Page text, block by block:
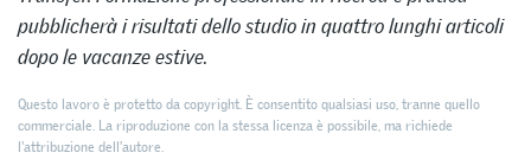
pubblicherà i risultati dello studio in quattro lunghi articoli
dopo le vacanze estive.
Questo lavoro è protetto da copyright. È consentito qualsiasi uso, tranne quello
commerciale. La riproduzione con la stessa licenza è possibile, ma richiede
l'attribuzione dell’autore.